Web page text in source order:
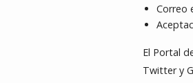
Correo
El Portal
Twitter y